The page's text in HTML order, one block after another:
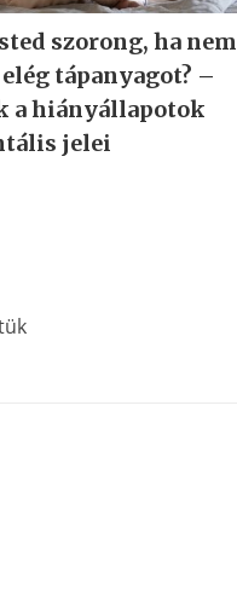
szorong, ha nem
tápanyagot? –
a hiányállapotok
jelei